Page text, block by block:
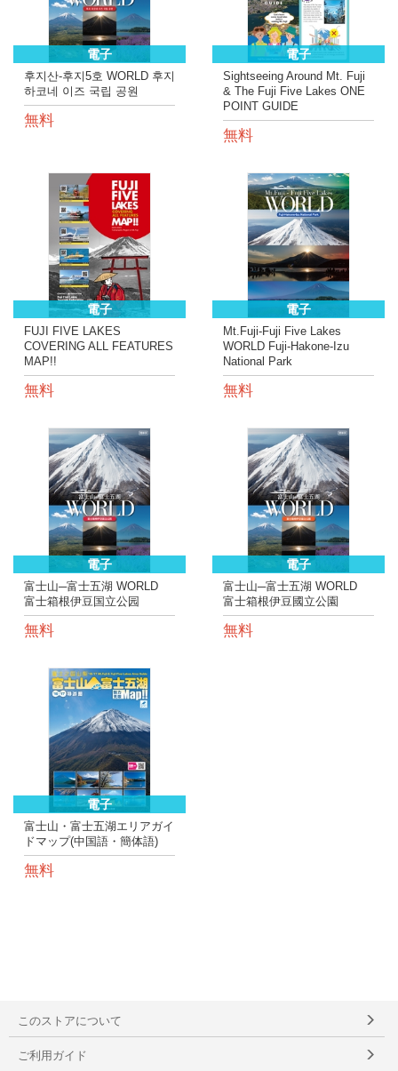
電子
후지산-후지5호 WORLD 후지
하코네 이즈 국립 공원
無料
電子
Sightseeing Around Mt. Fuji
& The Fuji Five Lakes ONE
POINT GUIDE
無料
電子
FUJI FIVE LAKES
COVERING ALL FEATURES
MAP!!
無料
電子
Mt.Fuji-Fuji Five Lakes
WORLD Fuji-Hakone-Izu
National Park
無料
電子
富士山─富士五湖 WORLD
富士箱根伊豆国立公园
無料
電子
富士山─富士五湖 WORLD
富士箱根伊豆國立公園
無料
電子
富士山・富士五湖エリアガイ
ドマップ(中国語・簡体語)
無料
このストアについて
ご利用ガイド